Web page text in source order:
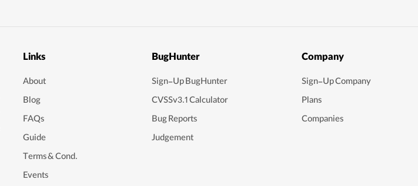
Links
About
Blog
FAQs
Guide
Terms & Cond.
Events
BugHunter
Sign-Up BugHunter
CVSSv3.1 Calculator
Bug Reports
Judgement
Company
Sign-Up Company
Plans
Companies